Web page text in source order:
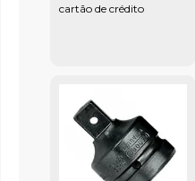
cartão de crédito